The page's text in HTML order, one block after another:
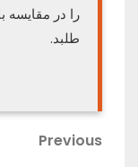
را در
طلبد.
راهبری
Previous
Previous